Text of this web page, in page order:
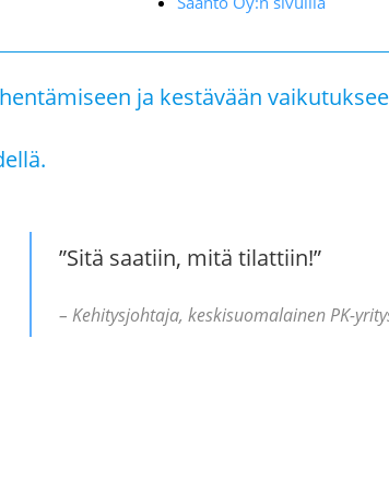
ja kestävään
”Sitä saatiin, mitä tilattiin!”
– Kehitysjohtaja, keskisuomalainen PK-